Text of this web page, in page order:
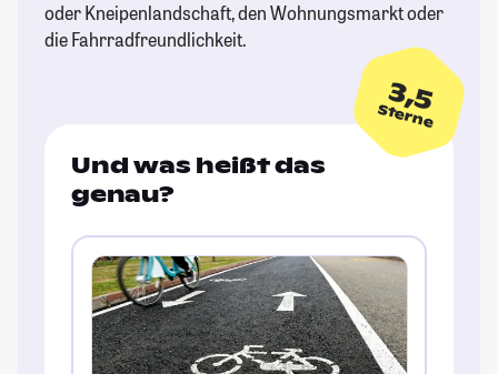
oder Kneipenlandschaft, den Wohnungsmarkt oder
die Fahrradfreundlichkeit.
3,5
Sterne
Und was heißt das
genau?